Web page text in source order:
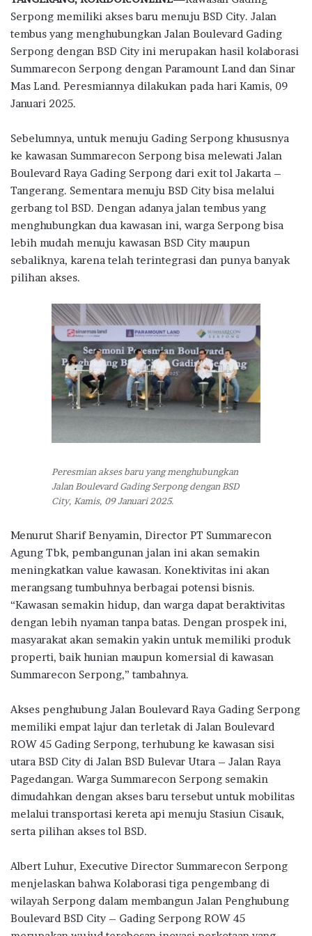
e
b
o
o
k
it
te
r
at
s
A
p
p
e e
g
ra
m
ar
e
Serpong memiliki akses baru menuju BSD City. Jalan
tembus yang menghubungkan Jalan Boulevard Gading
Serpong dengan BSD City ini merupakan hasil kolaborasi
Summarecon Serpong dengan Paramount Land dan Sinar
Mas Land. Peresmiannya dilakukan pada hari Kamis, 09
Januari 2025.
Sebelumnya, untuk menuju Gading Serpong khususnya
ke kawasan Summarecon Serpong bisa melewati Jalan
Boulevard Raya Gading Serpong dari exit tol Jakarta –
Tangerang. Sementara menuju BSD City bisa melalui
gerbang tol BSD. Dengan adanya jalan tembus yang
menghubungkan dua kawasan ini, warga Serpong bisa
lebih mudah menuju kawasan BSD City maupun
sebaliknya, karena telah terintegrasi dan punya banyak
pilihan akses.
Peresmian akses baru yang menghubungkan
Jalan Boulevard Gading Serpong dengan BSD
City, Kamis, 09 Januari 2025.
Menurut Sharif Benyamin, Director PT Summarecon
Agung Tbk, pembangunan jalan ini akan semakin
meningkatkan value kawasan. Konektivitas ini akan
merangsang tumbuhnya berbagai potensi bisnis.
“Kawasan semakin hidup, dan warga dapat beraktivitas
dengan lebih nyaman tanpa batas. Dengan prospek ini,
masyarakat akan semakin yakin untuk memiliki produk
properti, baik hunian maupun komersial di kawasan
Summarecon Serpong,” tambahnya.
Akses penghubung Jalan Boulevard Raya Gading Serpong
memiliki empat lajur dan terletak di Jalan Boulevard
ROW 45 Gading Serpong, terhubung ke kawasan sisi
utara BSD City di Jalan BSD Bulevar Utara – Jalan Raya
Pagedangan. Warga Summarecon Serpong semakin
dimudahkan dengan akses baru tersebut untuk mobilitas
melalui transportasi kereta api menuju Stasiun Cisauk,
serta pilihan akses tol BSD.
Albert Luhur, Executive Director Summarecon Serpong
menjelaskan bahwa Kolaborasi tiga pengembang di
wilayah Serpong dalam membangun Jalan Penghubung
Boulevard BSD City – Gading Serpong ROW 45